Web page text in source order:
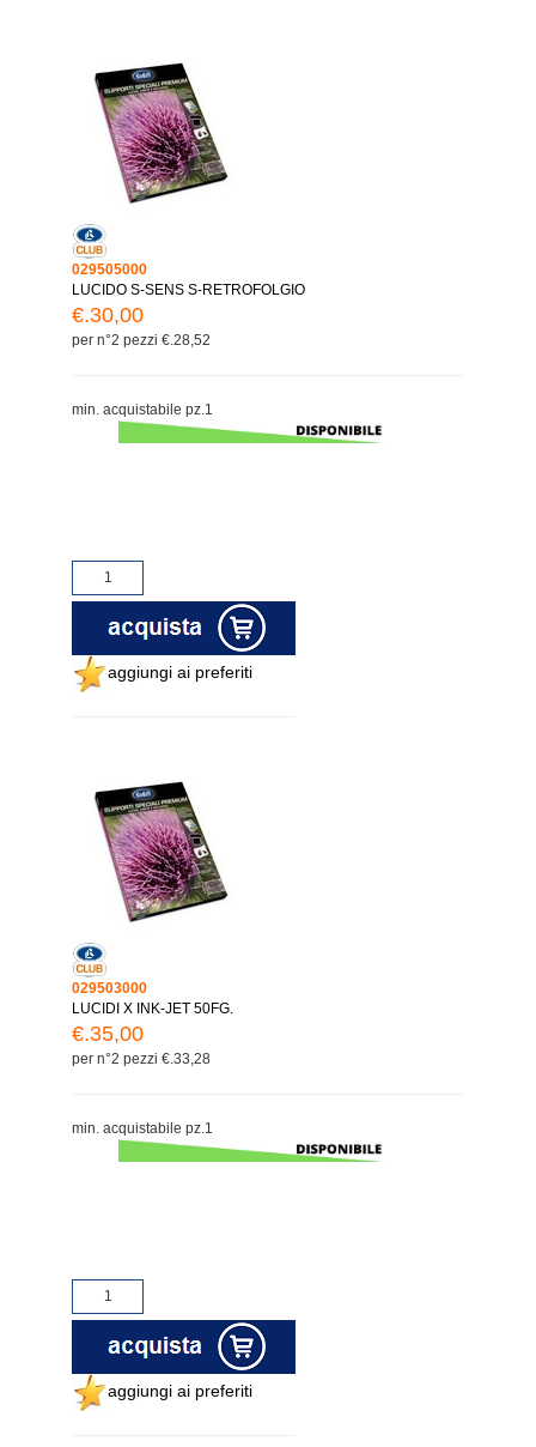
029505000
LUCIDO S-SENS S-RETROFOLGIO
€.30,00
per n°2 pezzi €.28,52
min. acquistabile pz.1
aggiungi ai preferiti
029503000
LUCIDI X INK-JET 50FG.
€.35,00
per n°2 pezzi €.33,28
min. acquistabile pz.1
aggiungi ai preferiti